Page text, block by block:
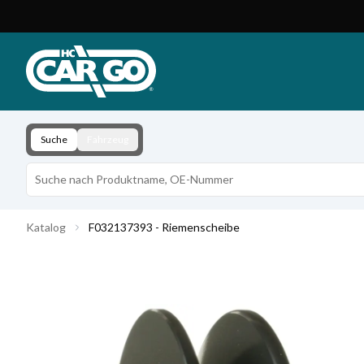
Download
Kontakt
Suche
Katalog F032137393 - Riemenscheibe